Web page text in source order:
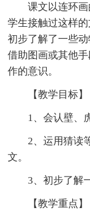
课文以连环
学生接触过这样
初步了解了一些
借助图画或其他
作的意识。
【教学目标】
1、会认壁、
2、运用猜读
文。
3、初步了解
【教学重点】